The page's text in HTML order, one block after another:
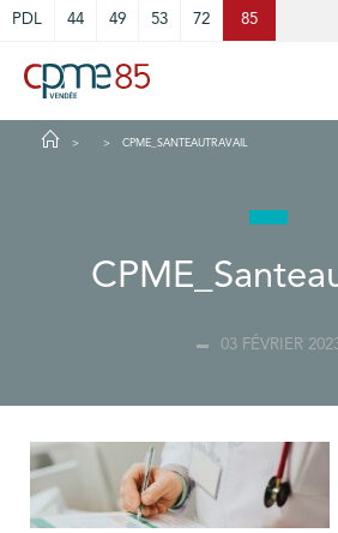
PDL 44 49 53 72 85
CPME_SANTEAUTRAVAIL
03 FÉVRIER
Cookies management panel